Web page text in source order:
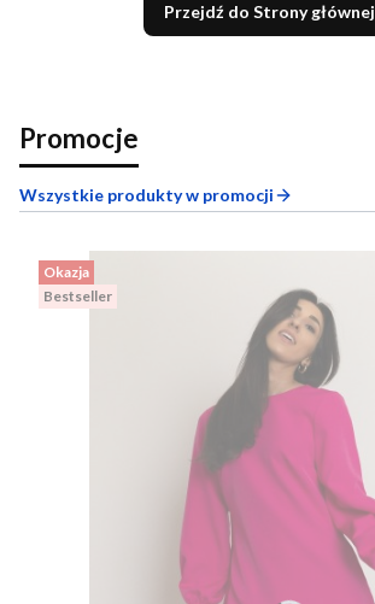
Przejdź do Strony głównej
Promocje
Wszystkie produkty w promocji
Okazja
Bestseller